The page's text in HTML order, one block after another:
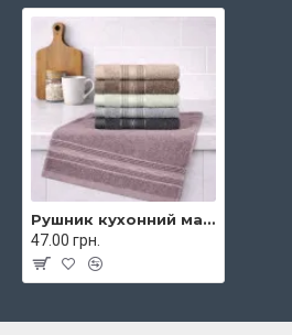
Рушник кухонний махровий Koloco 100% бавовна 35x70 см арт. 653-381
47.00 грн.